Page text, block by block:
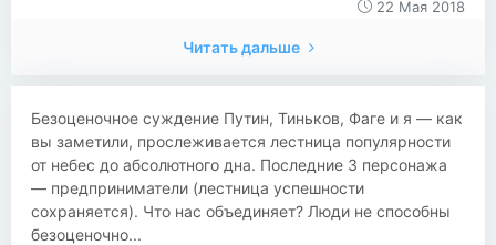
22 Мая 2018
Читать дальше
Безоценочное суждение Путин, Тиньков, Фаге и я — как
вы заметили, прослеживается лестница популярности
от небес до абсолютного дна. Последние 3 персонажа
— предприниматели (лестница успешности
сохраняется). Что нас объединяет? Люди не способны
безоценочно...